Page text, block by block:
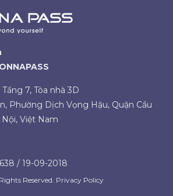
7, Tòa nhà 3D
Phường Dịch Vọng Hậu, Quận Cầu
Nội, Việt Nam
/ 19-09-2018
Reserved. Privacy Policy